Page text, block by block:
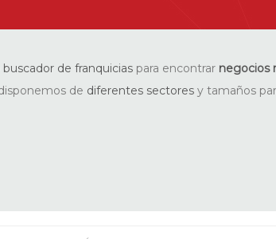
buscador de franquicias para encontrar negocios
de diferentes sectores y tamaños